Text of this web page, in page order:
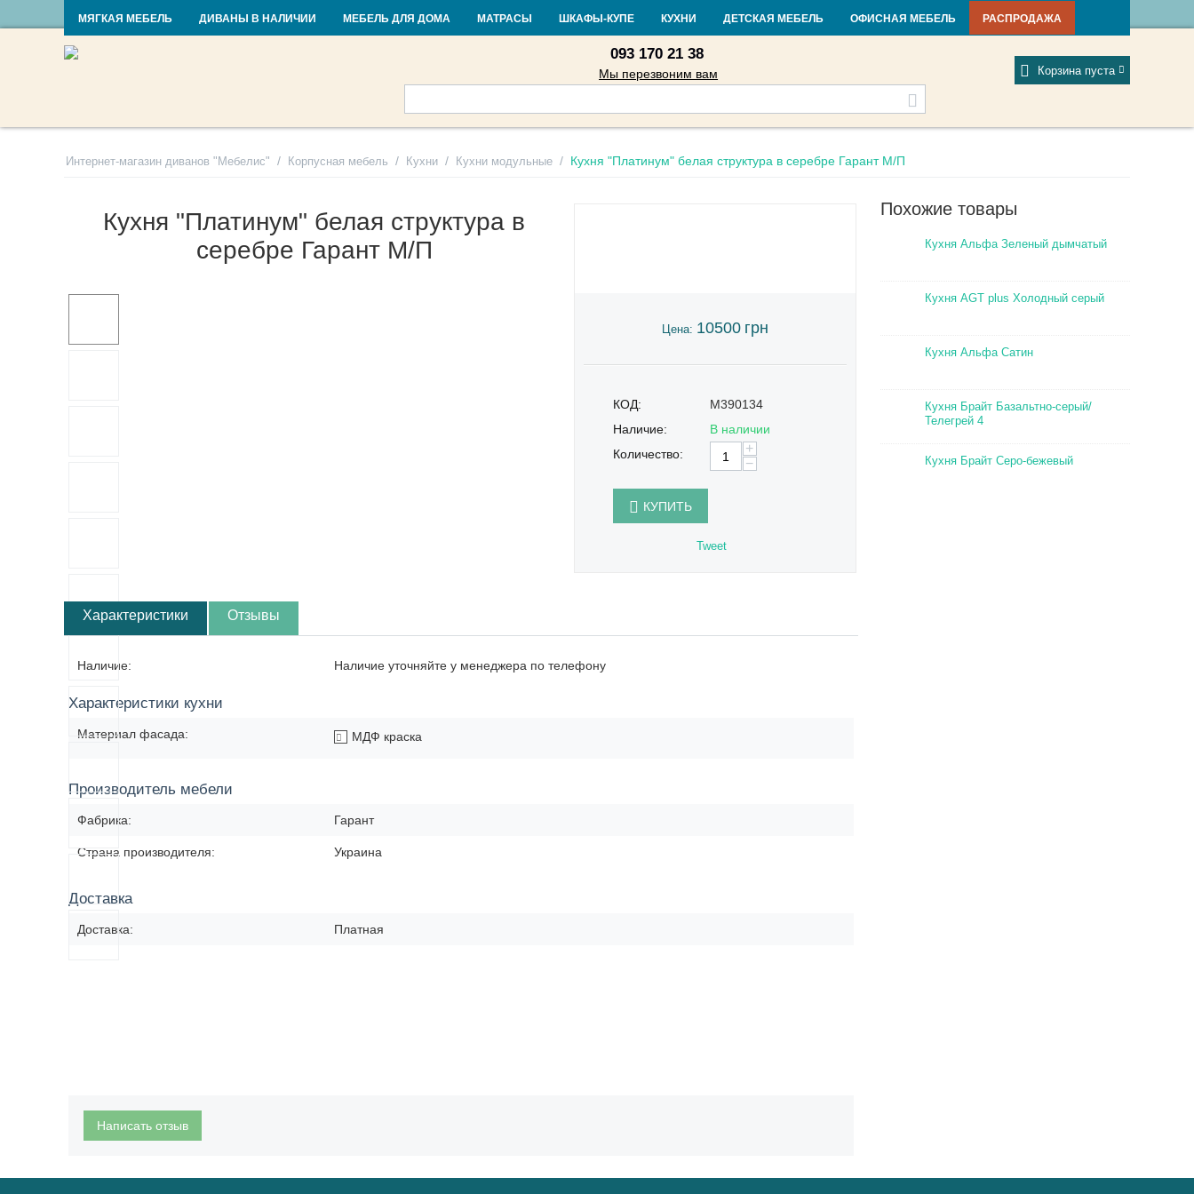
RU UA Мой профиль
Контакты Доставка и оплата Гарантия и возврат Кредит Статьи и новости Фабрики Отзывы
093 170 21 38
Мы перезвоним вам Корзина пуста
МЯГКАЯ МЕБЕЛЬ ДИВАНЫ В НАЛИЧИИ МЕБЕЛЬ ДЛЯ ДОМА МАТРАСЫ ШКАФЫ-КУПЕ КУХНИ ДЕТСКАЯ МЕБЕЛЬ ОФИСНАЯ МЕБЕЛЬ РАСПРОДАЖА
Интернет-магазин диванов "Мебелис" / Корпусная мебель / Кухни / Кухни модульные / Кухня "Платинум" белая структура в серебре Гарант М/П
Кухня "Платинум" белая структура в
серебре Гарант М/П
Цена: 10500 грн
КОД:
M390134
Наличие:
В наличии
Количество:
+
−
КУПИТЬ
Tweet
Характеристики Отзывы
Наличие: Наличие уточняйте у менеджера по телефону
Характеристики кухни
Материал фасада: МДФ краска
Производитель мебели
Фабрика: Гарант
Страна производителя: Украина
Доставка
Доставка: Платная
Написать отзыв
Похожие товары
Кухня Альфа Зеленый дымчатый
Кухня AGT plus Холодный серый
Кухня Альфа Сатин
Кухня Брайт Базальтно-серый/
Телегрей 4
Кухня Брайт Серо-бежевый